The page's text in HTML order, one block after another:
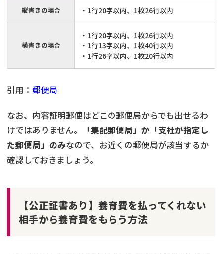
縦書きの場合 ・1行20字以内、1枚26行以内
横書きの場合
・1行20字以内、1枚26行以内
・1行13字以内、1枚40行以内
・1行26字以内、1枚20行以内
引用： 郵便局
なお、内容証明郵便はどこの郵便局からでも出せるわ
けではありません。
「集配郵便局」か「支社が指定し
た郵便局」のみなので、お近くの郵便局が該当するか
確認しておきましょう。
【公正証書あり】養育費を払ってくれない
相手から養育費をもらう方法